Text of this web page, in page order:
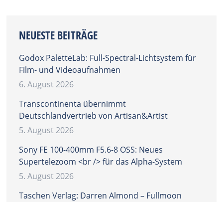
NEUESTE BEITRÄGE
Godox PaletteLab: Full-Spectral-Lichtsystem für
Film- und Videoaufnahmen
6. August 2026
Transcontinenta übernimmt
Deutschlandvertrieb von Artisan&Artist
5. August 2026
Sony FE 100-400mm F5.6-8 OSS: Neues
Supertelezoom <br /> für das Alpha-System
5. August 2026
Taschen Verlag: Darren Almond – Fullmoon